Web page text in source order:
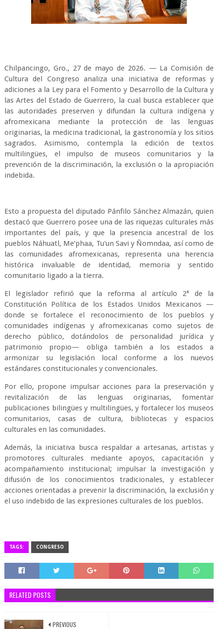
Chilpancingo, Gro., 27 de mayo de 2026. — La Comisión de
Cultura del Congreso analiza una iniciativa de reformas y
adiciones a la Ley para el Fomento y Desarrollo de la Cultura y
las Artes del Estado de Guerrero, la cual busca establecer que
las autoridades preserven y difundan la cultura indígena y
afromexicana mediante la protección de las lenguas
originarias, la medicina tradicional, la gastronomía y los sitios
sagrados. Asimismo, contempla la edición de textos
multilingües, el impulso de museos comunitarios y la
prevención de la discriminación, la exclusión o la apropiación
indebida.
Esto a propuesta del diputado Pánfilo Sánchez Almazán, quien
destacó que Guerrero posee una de las riquezas culturales más
importantes del país, y que la presencia ancestral de los
pueblos Náhuatl, Me’phaa, Tu'un Savi y Ñomndaa, así como de
las comunidades afromexicanas, representa una herencia
histórica invaluable de identidad, memoria y sentido
comunitario ligado a la tierra.
El legislador refirió que la reforma al artículo 2° de la
Constitución Política de los Estados Unidos Mexicanos —
donde se fortalece el reconocimiento de los pueblos y
comunidades indígenas y afromexicanas como sujetos de
derecho público, dotándolos de personalidad jurídica y
patrimonio propio— obliga también a los estados a
armonizar su legislación local conforme a los nuevos
estándares constitucionales y convencionales.
Por ello, propone impulsar acciones para la preservación y
revitalización de las lenguas originarias, fomentar
publicaciones bilingües y multilingües, y fortalecer los museos
comunitarios, casas de cultura, bibliotecas y espacios
culturales en las comunidades.
Además, la iniciativa busca respaldar a artesanas, artistas y
promotores culturales mediante apoyos, capacitación y
acompañamiento institucional; impulsar la investigación y
difusión de los conocimientos tradicionales, y establecer
acciones orientadas a prevenir la discriminación, la exclusión y
el uso indebido de las expresiones culturales de los pueblos.
TAGS: CONGRESO
RELATED POSTS
PREVIOUS